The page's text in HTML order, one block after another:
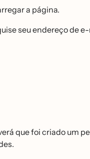
a página.
seu endereço de
que foi criado um